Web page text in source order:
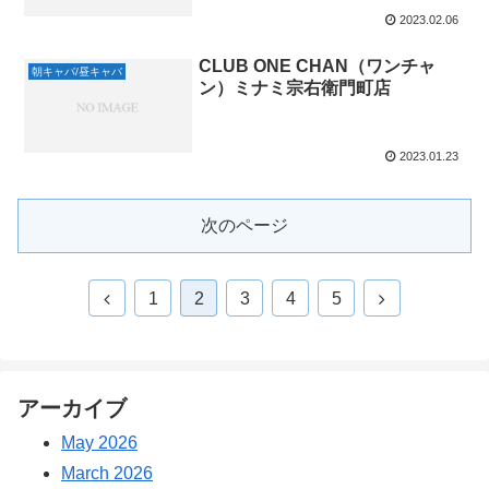
2023.02.06
朝キャバ/昼キャバ
CLUB ONE CHAN（ワンチャ
ン）ミナミ宗右衛門町店
2023.01.23
次のページ
1 2 3 4 5
アーカイブ
May 2026
March 2026